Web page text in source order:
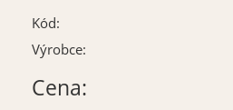
Kód:
Výrobce:
Cena: